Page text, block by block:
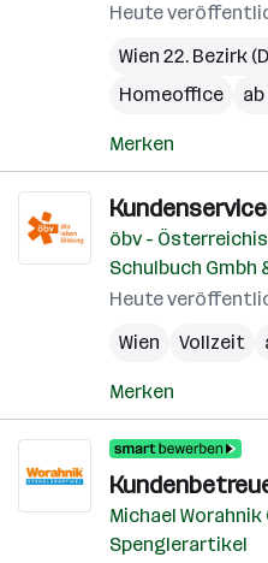
Heute
Wien 22. Bezirk
Homeoffice
Merken
öbv -
Schulbuch Gmbh
Heute
Wien
Vollzeit
Merken
Michael
Spenglerartikel